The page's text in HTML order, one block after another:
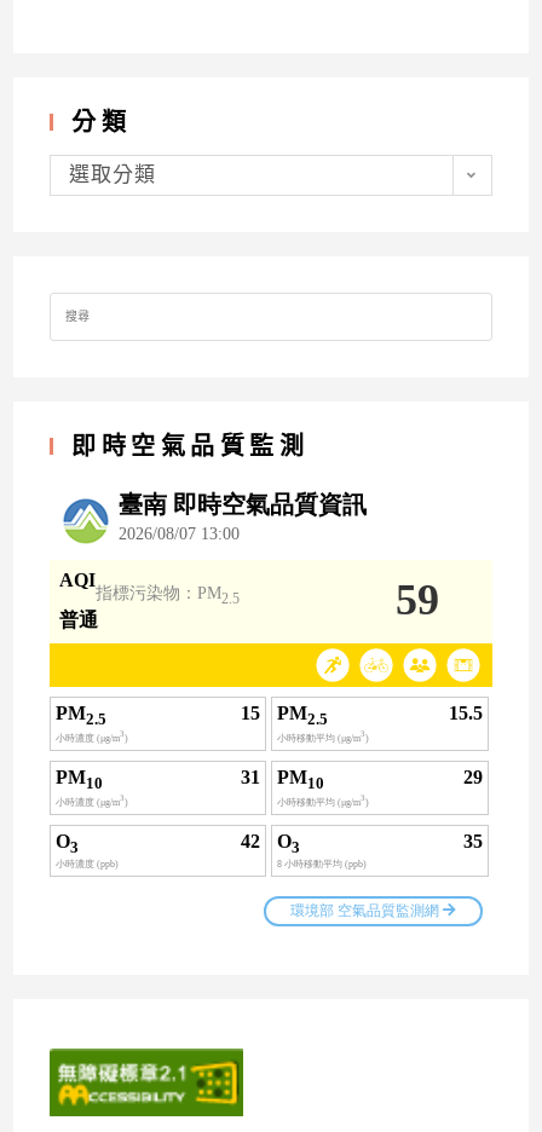
分類
分
類選取分類
Search
for:
即時空氣品質監測